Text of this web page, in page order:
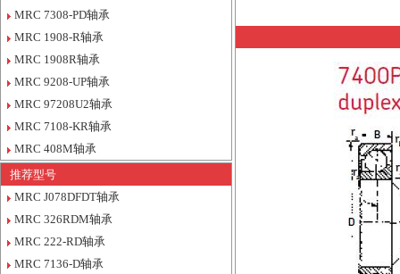
MRC 7308-PD轴承
MRC 1908-R轴承
MRC 1908R轴承
MRC 9208-UP轴承
MRC 97208U2轴承
MRC 7108-KR轴承
MRC 408M轴承
推荐型号
MRC J078DFDT轴承
MRC 326RDM轴承
MRC 222-RD轴承
MRC 7136-D轴承